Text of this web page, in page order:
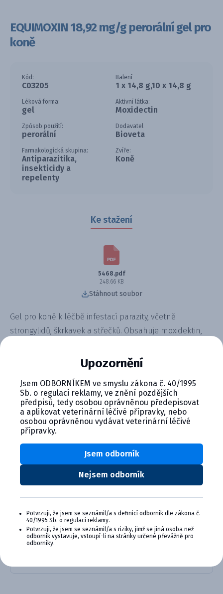
EQUIMOXIN 18,92 mg/g perorální gel pro
koně
Kód:
C03205
Balení
1 x 14,8 g,10 x 14,8 g
Léková forma:
gel
Aktivní látka:
Moxidectin
Způsob použití:
perorální
Dodavatel
Bioveta
Farmakologická skupina:
Antiparazitika,
insekticidy a
repelenty
Zvíře:
Koně
Ke stažení
5468.pdf
248.66 KB
Stáhnout soubor
Gel pro koně k léčbě infestací parazity, včetně
strongylidů, škrkavek a střečků. Obsahuje moxidektin,
dávkování pomocí aplikátoru zajišťuje přesnost a
pohodlí při podání. Ideální řešení pro pravidelnou péči
o zdraví koní.
Alternativní produkty
Equest 18,92 mg/g perorální ge...
Upozornění
Jsem ODBORNÍKEM ve smyslu zákona č. 40/1995
Sb. o regulaci reklamy, ve znění pozdějších
předpisů, tedy osobou oprávněnou předepisovat
a aplikovat veterinární léčivé přípravky, nebo
osobou oprávněnou vydávat veterinární léčivé
přípravky.
Nejsem odborník
Jsem odborník
Potvrzuji, že jsem se seznámil/a s definicí odborník dle zákona č.
40/1995 Sb. o regulaci reklamy.
Potvrzuji, že jsem se seznámil/a s riziky, jimž se jiná osoba než
odborník vystavuje, vstoupí-li na stránky určené převážně pro
odborníky.